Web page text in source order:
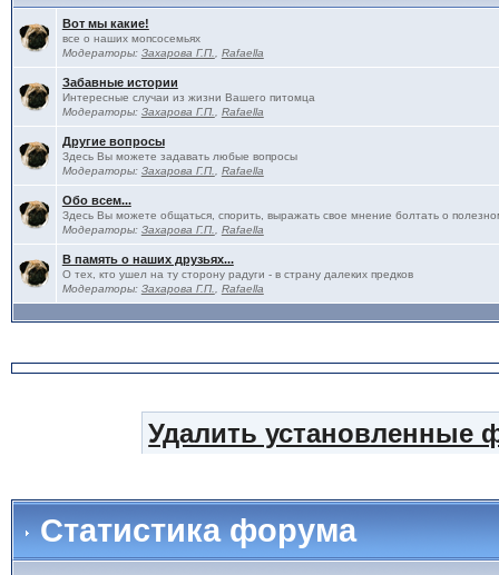
Вот мы какие!
все о наших мопсосемьях
Модераторы: Захарова Г.П. Rafaella
Забавные истории
Интересные случаи из жизни Вашего питомца
Модераторы: Захарова Г.П. Rafaella
Другие вопросы
Здесь Вы можете задавать любые вопросы
Модераторы: Захарова Г.П. Rafaella
Обо всем...
Здесь Вы можете общаться, спорить, выражать свое мнение болтать о
Модераторы: Захарова Г.П. Rafaella
В память о наших друзьях...
О тех, кто ушел на ту сторону радуги - в страну далеких предков
Модераторы: Захарова Г.П. Rafaella
Удалить установленные
Статистика форума